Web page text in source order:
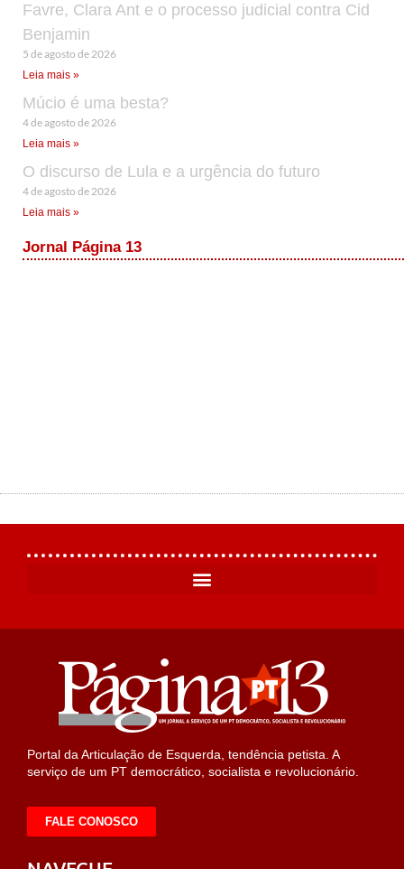
Favre, Clara Ant e o processo judicial contra Cid
Benjamin
5 de agosto de 2026
Leia mais »
Múcio é uma besta?
4 de agosto de 2026
Leia mais »
O discurso de Lula e a urgência do futuro
4 de agosto de 2026
Leia mais »
Jornal Página 13
Portal da Articulação de Esquerda, tendência petista. A
serviço de um PT democrático, socialista e revolucionário.
FALE CONOSCO